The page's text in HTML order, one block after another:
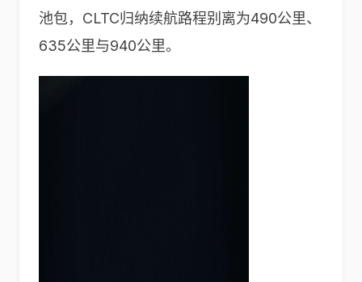
池包，CLTC归纳续航路程别离为490公里、
635公里与940公里。